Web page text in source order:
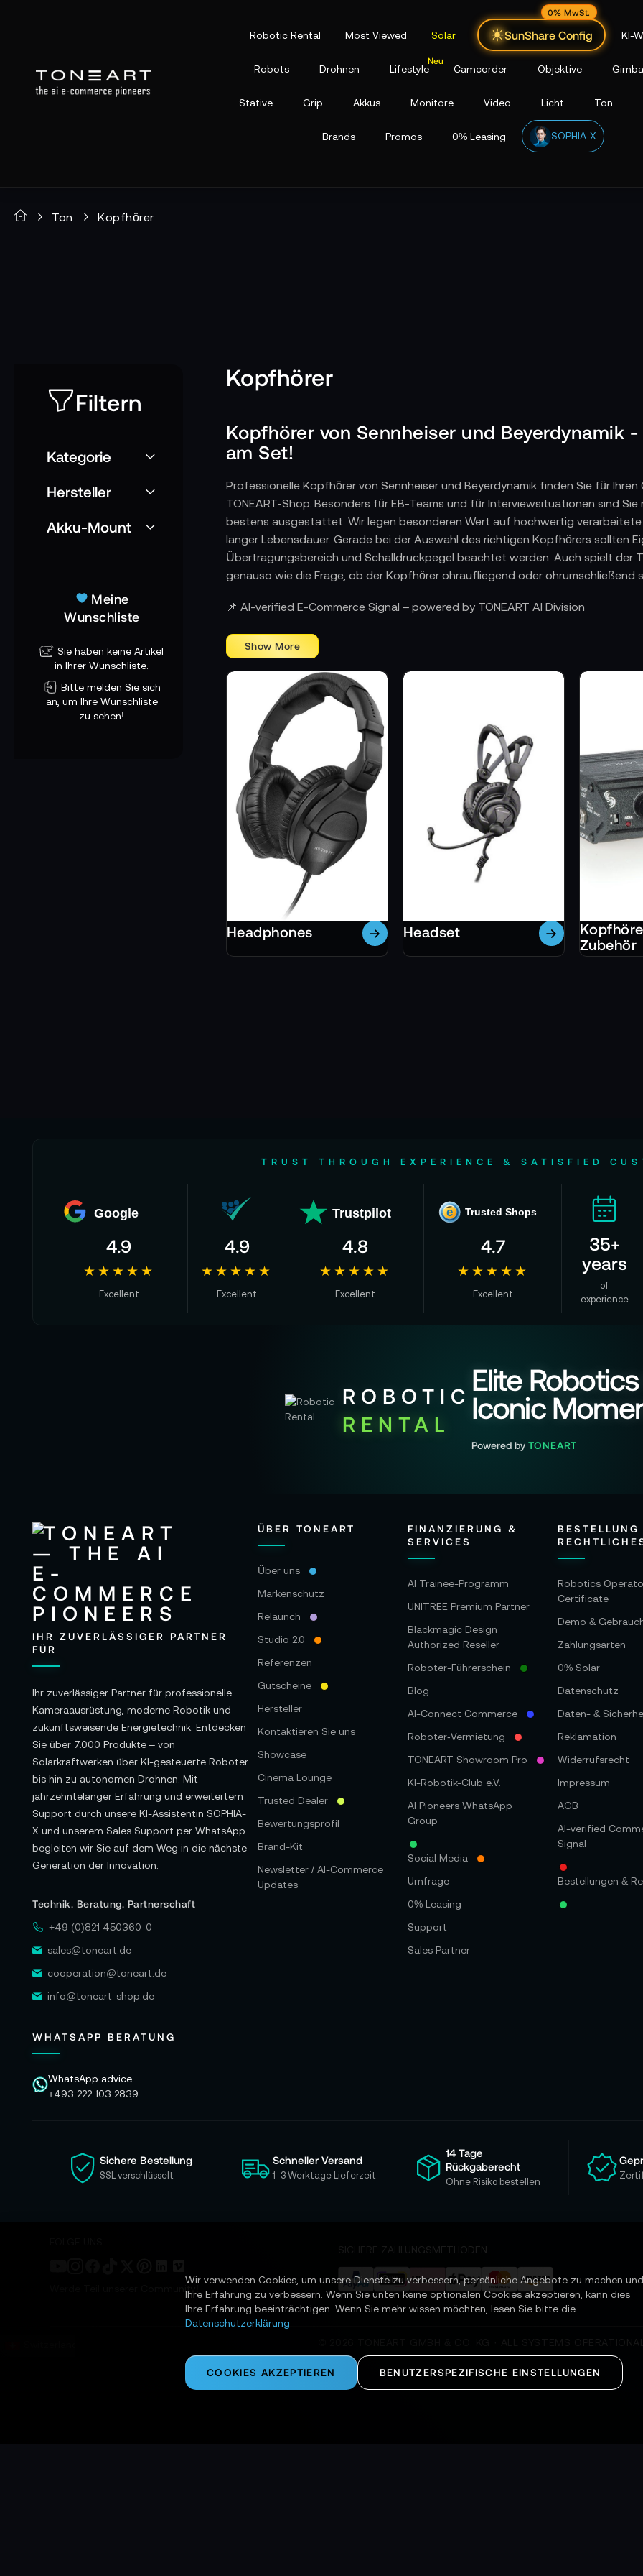
Robotic Rental Most Viewed Solar SunShare Config
0% MwSt.
KI-
Robots Drohnen Lifestyle Camcorder Objektive
Stative Grip Akkus Monitore Video Licht Ton
Brands Promos 0% Leasing SOPHIA-X
Ton Kopfhörer
Kopfhörer
Kopfhörer von Sennheiser und Beyerdynamik
am Set!
Professionelle Kopfhörer von Sennheiser und Beyerdynamik finden Sie für Ihren
TONEART-Shop. Besonders für EB-Teams und für Interviewsituationen sind
bestens ausgestattet. Wir legen besonderen Wert auf hochwertig
langer Lebensdauer. Gerade bei der Auswahl des richtigen Kopfhörers sollten
Übertragungsbereich und Schalldruckpegel beachtet werden. Auch spielt der
genauso wie die Frage, ob der Kopfhörer ohraufliegend oder ohrumschließend
📌 AI-verified E-Commerce Signal – powered by TONEART AI Division
Headphones Headset
Zubehör
Filtern
Kategorie
Hersteller
Akku-Mount
Meine
Wunschliste
Sie haben keine Artikel
in Ihrer Wunschliste.
Bitte melden Sie sich
an, um Ihre Wunschliste
zu sehen!
TRUST THROUGH EXPERIENCE & SATISFIED
Google
4.9
★★★★★
Excellent
4.9
★★★★★
Excellent
Trustpilot
4.8
★★★★★
Excellent
e Trusted Shops
4.7
★★★★★
Excellent
35+
years
of
experience
ROBOTIC
RENTAL
Elite
Iconic
Powered by TONEART
IHR ZUVERLÄSSIGER PARTNER
FÜR
Ihr zuverlässiger Partner für professionelle
Kameraausrüstung, moderne Robotik und
zukunftsweisende Energietechnik. Entdecken
Sie über 7.000 Produkte – von
Solarkraftwerken über KI-gesteuerte Roboter
bis hin zu autonomen Drohnen. Mit
jahrzehntelanger Erfahrung und erweitertem
Support durch unsere KI-Assistentin SOPHIA-
X und unserem Sales Support per WhatsApp
begleiten wir Sie auf dem Weg in die nächste
Generation der Innovation.
Technik. Beratung. Partnerschaft
+49 (0)821 450360-0
sales@toneart.de
cooperation@toneart.de
info@toneart-shop.de
WHATSAPP BERATUNG
WhatsApp advice
+493 222 103 2839
ÜBER TONEART
Über uns
Markenschutz
Relaunch
Studio 2.0
Referenzen
Gutscheine
Hersteller
Kontaktieren Sie uns
Showcase
Cinema Lounge
Trusted Dealer
Bewertungsprofil
Brand-Kit
Newsletter / AI-Commerce
Updates
FINANZIERUNG &
SERVICES
AI Trainee-Programm
UNITREE Premium Partner
Blackmagic Design
Authorized Reseller
Roboter-Führerschein
Blog
AI-Connect Commerce
Roboter‑Vermietung
TONEART Showroom Pro
KI-Robotik-Club e.V.
AI Pioneers WhatsApp
Group
Social Media
Umfrage
0% Leasing
Support
Sales Partner
Robotics
Certificate
Demo &
Zahlungsarten
0% Solar
Datenschutz
Daten- &
Reklamation
Widerrufsrecht
Impressum
AGB
AI-verified
Signal
Bestellungen &
Sichere Bestellung
SSL verschlüsselt
Schneller Versand
1–3 Werktage Lieferzeit
14 Tage
Rückgaberecht
Ohne Risiko bestellen
Werde Teil unserer Community!
SICHERE ZAHLUNGSMETHODEN
Wir verwenden Cookies, um unsere Dienste zu verbessern, persönliche Angebote zu machen
Ihre Erfahrung zu verbessern. Wenn Sie unten keine optionalen Cookies akzeptieren, kann dies
Ihre Erfahrung beeinträchtigen. Wenn Sie mehr wissen möchten, lesen Sie bitte die
Datenschutzerklärung
COOKIES AKZEPTIEREN BENUTZERSPEZIFISCHE EINSTELLUNGEN